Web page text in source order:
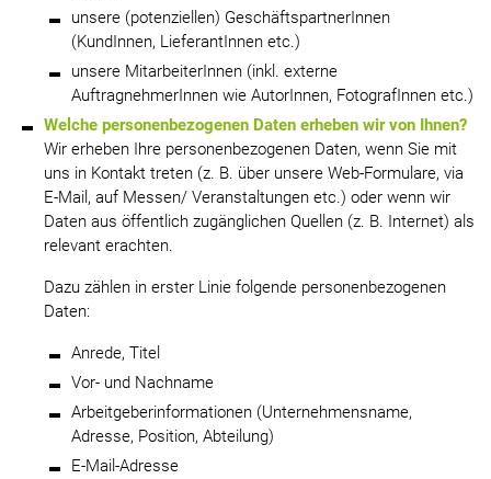
unsere (potenziellen) GeschäftspartnerInnen
(KundInnen, LieferantInnen etc.)
unsere MitarbeiterInnen (inkl. externe
AuftragnehmerInnen wie AutorInnen, FotografInnen etc.)
Welche personenbezogenen Daten erheben wir von Ihnen?
Wir erheben Ihre personenbezogenen Daten, wenn Sie mit
uns in Kontakt treten (z. B. über unsere Web-Formulare, via
E-Mail, auf Messen/ Veranstaltungen etc.) oder wenn wir
Daten aus öffentlich zugänglichen Quellen (z. B. Internet) als
relevant erachten.
Dazu zählen in erster Linie folgende personenbezogenen
Daten:
Anrede, Titel
Vor- und Nachname
Arbeitgeberinformationen (Unternehmensname,
Adresse, Position, Abteilung)
E-Mail-Adresse